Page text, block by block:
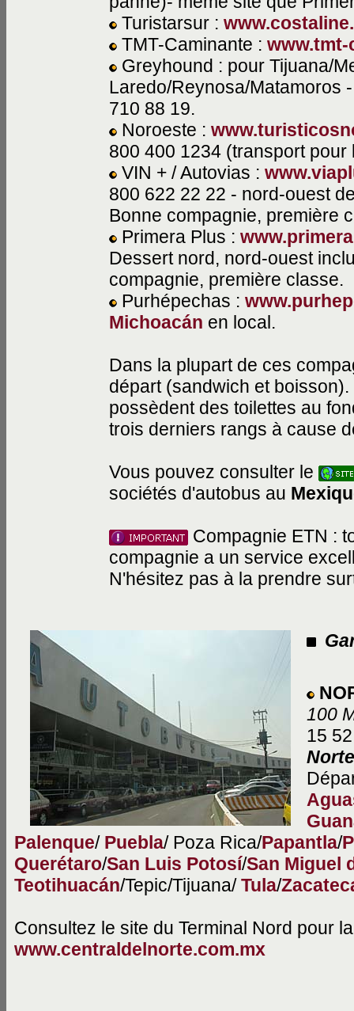
Turistarsur :
TMT-Caminante : www.tmt-
Greyhound : pour Tijuana/
Laredo/Reynosa/Matamoros
710 88 19.
Noroeste :
800 400 1234 (transport
VIN + / Autovias :
800 622 22 22 - nord-ouest
Bonne compagnie, première
Primera Plus :
Dessert nord, nord-ouest
compagnie, première classe.
Purhépechas :
Michoacán en local.
Dans la plupart de ces
départ (sandwich et
possèdent des toilettes au
trois derniers rangs à cause
Vous pouvez consulter le
sociétés d'autobus au
Compagnie ETN :
compagnie a un service
N'hésitez pas à la prendre
100
15
Norte
Palenque/ Puebla/ Poza Rica/Papantla/
Querétaro/San Luis Potosí/San Miguel
Teotihuacán/Tepic/Tijuana/Tula/
Consultez le site du Terminal Nord pour
www.centraldelnorte.com.mx